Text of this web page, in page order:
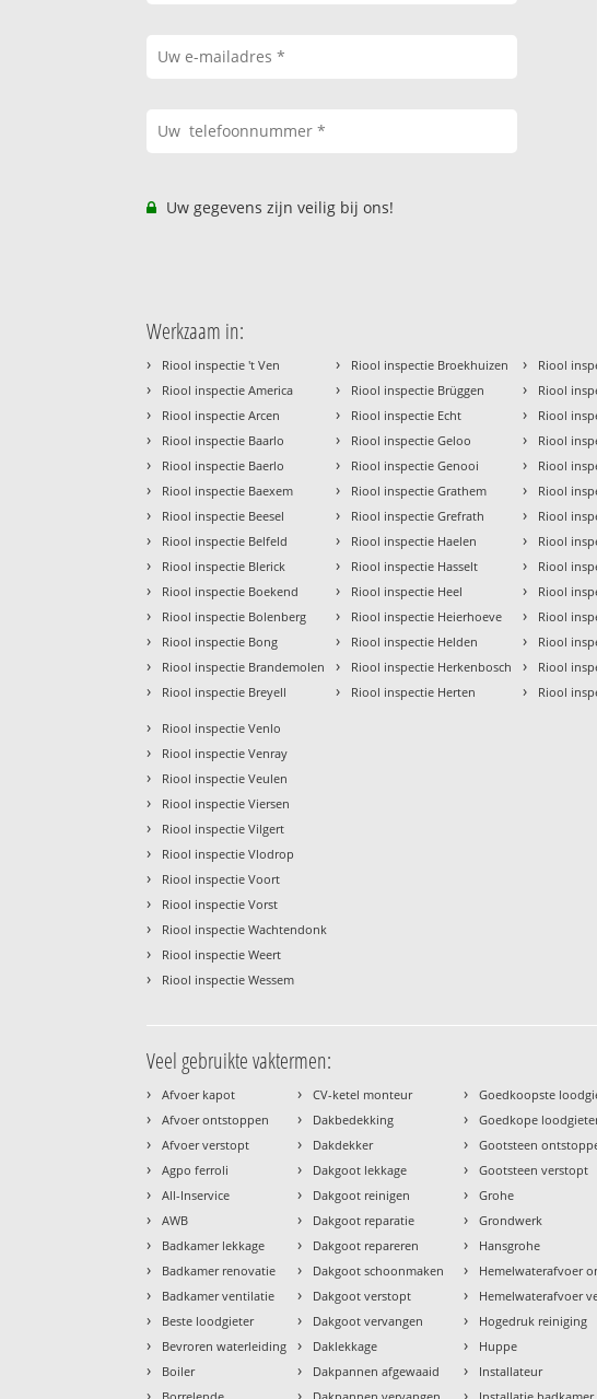
Uw gegevens zijn veilig bij ons!
Werkzaam in:
› Riool inspectie 't Ven
› Riool inspectie America
› Riool inspectie Arcen
› Riool inspectie Baarlo
› Riool inspectie Baerlo
› Riool inspectie Baexem
› Riool inspectie Beesel
› Riool inspectie Belfeld
› Riool inspectie Blerick
› Riool inspectie Boekend
› Riool inspectie Bolenberg
› Riool inspectie Bong
› Riool inspectie Brandemolen
› Riool inspectie Breyell
› Riool inspectie Broekhuizen
› Riool inspectie Brüggen
› Riool inspectie Echt
› Riool inspectie Geloo
› Riool inspectie Genooi
› Riool inspectie Grathem
› Riool inspectie Grefrath
› Riool inspectie Haelen
› Riool inspectie Hasselt
› Riool inspectie Heel
› Riool inspectie Heierhoeve
› Riool inspectie Helden
› Riool inspectie Herkenbosch
› Riool inspectie Herten
› Riool
› Riool
› Riool
› Riool
› Riool
› Riool
› Riool
› Riool
› Riool
› Riool
› Riool
› Riool
› Riool
› Riool
› Riool inspectie Venlo
› Riool inspectie Venray
› Riool inspectie Veulen
› Riool inspectie Viersen
› Riool inspectie Vilgert
› Riool inspectie Vlodrop
› Riool inspectie Voort
› Riool inspectie Vorst
› Riool inspectie Wachtendonk
› Riool inspectie Weert
› Riool inspectie Wessem
Veel gebruikte vaktermen:
› Afvoer kapot
› Afvoer ontstoppen
› Afvoer verstopt
› Agpo ferroli
› All-Inservice
› AWB
› Badkamer lekkage
› Badkamer renovatie
› Badkamer ventilatie
› Beste loodgieter
› Bevroren waterleiding
› Boiler
›
› CV-ketel monteur
› Dakbedekking
› Dakdekker
› Dakgoot lekkage
› Dakgoot reinigen
› Dakgoot reparatie
› Dakgoot repareren
› Dakgoot schoonmaken
› Dakgoot verstopt
› Dakgoot vervangen
› Daklekkage
› Dakpannen afgewaaid
›
› Goedkoopste
› Goedkope
› Gootsteen
› Gootsteen verstopt
› Grohe
› Grondwerk
› Hansgrohe
› Hemelwaterafvoer
› Hemelwaterafvoer
› Hogedruk reiniging
› Huppe
› Installateur
›